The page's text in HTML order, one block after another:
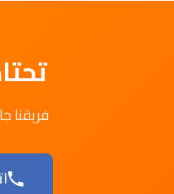
فريقنا